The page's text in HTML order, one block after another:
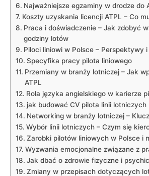
Najważniejsze egzaminy w drodze do
Koszty uzyskania licencji ATPL – Co
Praca i doświadczenie – Jak zdobyć
godziny lotów
Piloci liniowi w Polsce – Perspektywy
Specyfika pracy pilota liniowego
Przemiany w branży lotniczej – Jak
ATPL
Rola języka angielskiego w karierze
jak budować CV pilota linii lotniczych
Networking w branży lotniczej –
Wybór linii lotniczych – Czym się
Zarobki pilotów liniowych w Polsce i
Wyzwania emocjonalne związane z
Jak dbać o zdrowie fizyczne i
Zmiany w przepisach dotyczących